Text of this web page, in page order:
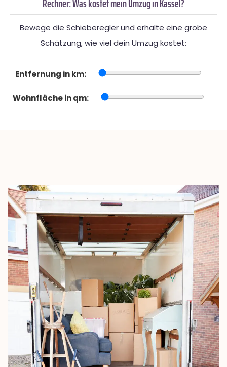
Rechner: Was kostet mein Umzug in Kassel?
Bewege die Schieberegler und erhalte eine grobe
Schätzung, wie viel dein Umzug kostet:
Entfernung in km:
Wohnfläche in qm: